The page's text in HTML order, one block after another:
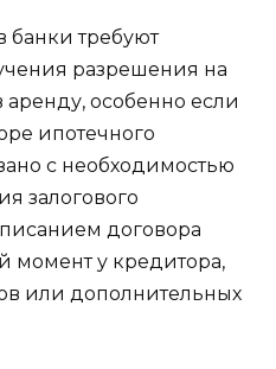
банки требуют
разрешения на
особенно если
ипотечного
с необходимостью
залогового
договора
момент у кредитора,
или дополнительных